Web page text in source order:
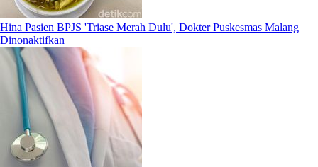
Hina Pasien BPJS 'Triase Merah Dulu', Dokter Puskesmas Malang
Dinonaktifkan